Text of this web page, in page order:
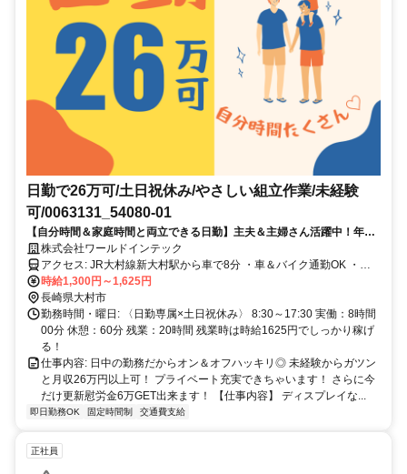
日勤で26万可/土日祝休み/やさしい組立作業/未経験
可/0063131_54080-01
【自分時間＆家庭時間と両立できる日勤】主夫＆主婦さん活躍中！年間
休日は127日＆キチンと26万かせげるのが嬉しい！履歴書ナシで応募
OK！
株式会社ワールドインテック
アクセス: JR大村線新大村駅から車で8分 ・車＆バイク通勤OK ・交
通費規定支給
時給1,300円～1,625円
長崎県大村市
勤務時間・曜日: 〈日勤専属×土日祝休み〉 8:30～17:30 実働：8時間
00分 休憩：60分 残業：20時間 残業時は時給1625円でしっかり稼げ
る！
仕事内容: 日中の勤務だからオン＆オフハッキリ◎ 未経験からガツン
と月収26万円以上可！ プライベート充実できちゃいます！ さらに今
だけ更新慰労金6万GET出来ます！ 【仕事内容】 ディスプレイな...
即日勤務OK 固定時間制 交通費支給
正社員